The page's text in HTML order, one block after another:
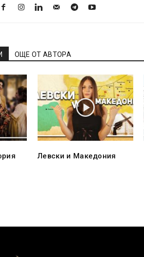
ОЩЕ ОТ АВТОРА
Левски и Македония